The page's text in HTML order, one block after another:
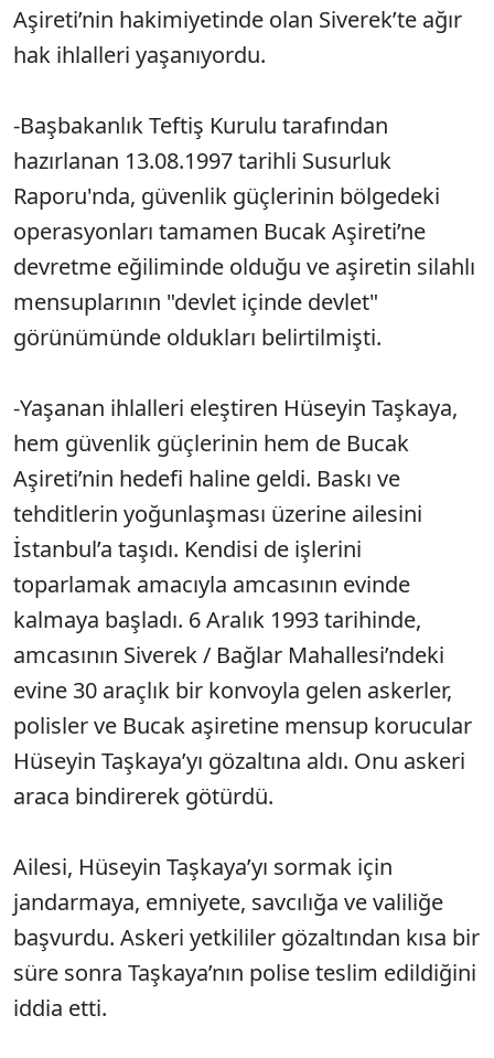
Aşireti’nin hakimiyetinde olan Siverek’te ağır
hak ihlalleri yaşanıyordu.
-Başbakanlık Teftiş Kurulu tarafından
hazırlanan 13.08.1997 tarihli Susurluk
Raporu'nda, güvenlik güçlerinin bölgedeki
operasyonları tamamen Bucak Aşireti’ne
devretme eğiliminde olduğu ve aşiretin silahlı
mensuplarının "devlet içinde devlet"
görünümünde oldukları belirtilmişti.
-Yaşanan ihlalleri eleştiren Hüseyin Taşkaya,
hem güvenlik güçlerinin hem de Bucak
Aşireti’nin hedefi haline geldi. Baskı ve
tehditlerin yoğunlaşması üzerine ailesini
İstanbul’a taşıdı. Kendisi de işlerini
toparlamak amacıyla amcasının evinde
kalmaya başladı. 6 Aralık 1993 tarihinde,
amcasının Siverek / Bağlar Mahallesi’ndeki
evine 30 araçlık bir konvoyla gelen askerler,
polisler ve Bucak aşiretine mensup korucular
Hüseyin Taşkaya’yı gözaltına aldı. Onu askeri
araca bindirerek götürdü.
Ailesi, Hüseyin Taşkaya’yı sormak için
jandarmaya, emniyete, savcılığa ve valiliğe
başvurdu. Askeri yetkililer gözaltından kısa bir
süre sonra Taşkaya’nın polise teslim edildiğini
iddia etti.